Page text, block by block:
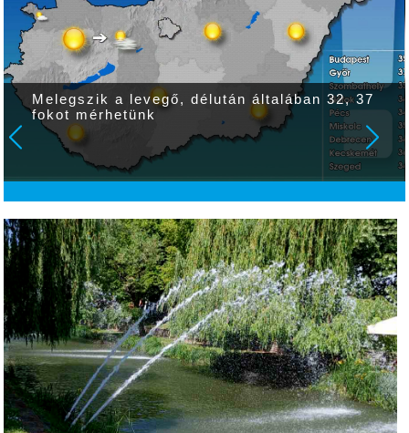
Melegszik a levegő, délután általában 32, 37
fokot mérhetünk